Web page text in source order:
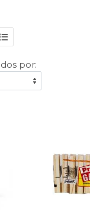
por: